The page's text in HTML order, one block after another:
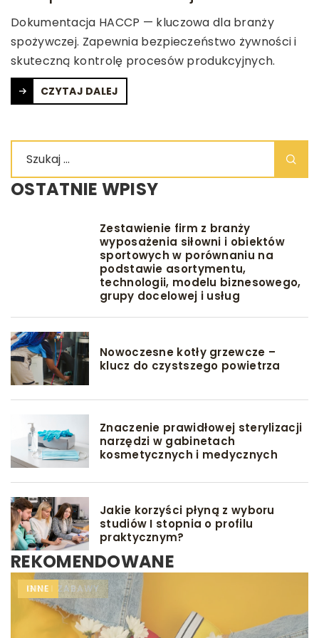
Dokumentacja HACCP — kluczowa dla branży
spożywczej. Zapewnia bezpieczeństwo żywności i
skuteczną kontrolę procesów produkcyjnych.
CZYTAJ DALEJ
OSTATNIE WPISY
Zestawienie firm z branży
wyposażenia siłowni i obiektów
sportowych w porównaniu na
podstawie asortymentu,
technologii, modelu biznesowego,
grupy docelowej i usług
Nowoczesne kotły grzewcze –
klucz do czystszego powietrza
Znaczenie prawidłowej sterylizacji
narzędzi w gabinetach
kosmetycznych i medycznych
Jakie korzyści płyną z wyboru
studiów I stopnia o profilu
praktycznym?
REKOMENDOWANE
INNE
INNE
GRY I ZABAWY